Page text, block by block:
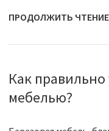
ПРОДОЛЖИТЬ ЧТЕНИЕ
Как правильно
мебелью?